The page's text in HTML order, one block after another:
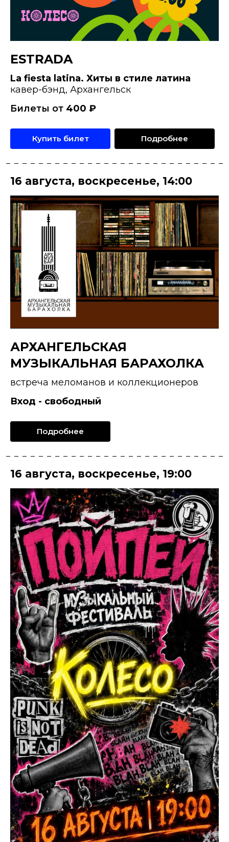
ESTRADA
La fiesta latina. Хиты в стиле латина
кавер-бэнд, Архангельск
Билеты от 400 ₽
Купить билет Подробнее
16 августа, воскресенье, 14:00
АРХАНГЕЛЬСКАЯ
МУЗЫКАЛЬНАЯ БАРАХОЛКА
встреча меломанов и коллекционеров
Вход - свободный
Подробнее
16 августа, воскресенье, 19:00